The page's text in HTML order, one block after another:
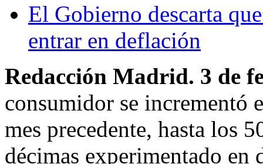
El Gobierno descarta
entrar en deflación
Redacción Madrid. 3 de
consumidor se incrementó
mes precedente, hasta los
décimas experimentado en